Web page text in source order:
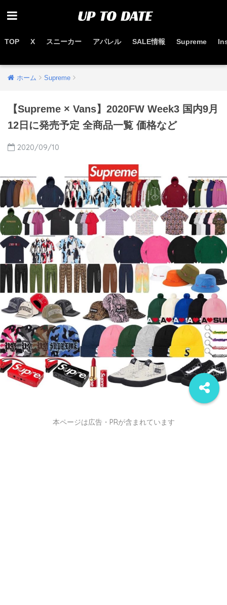
TOP X スニーカー アパレル SALE情報 Supreme
ホーム Supreme
【Supreme × Vans】2020FW Week3 国内9月
12日に発売予定 全商品一覧 価格など
2020/09/10
本ページは広告・PRが含まれています